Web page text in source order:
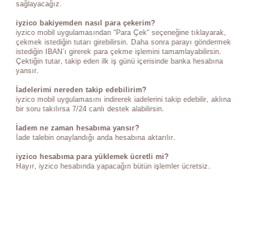
sağlayacağız.
iyzico bakiyemden nasıl para çekerim?
iyzico mobil uygulamasından “Para Çek“ seçeneğine tıklayarak,
çekmek istediğin tutarı girebilirsin. Daha sonra parayı göndermek
istediğin IBAN’ı girerek para çekme işlemini tamamlayabilirsin.
Çektiğin tutar, takip eden ilk iş günü içerisinde banka hesabına
yansır.
İadelerimi nereden takip edebilirim?
iyzico mobil uygulamasını indirerek iadelerini takip edebilir, aklına
bir soru takılırsa 7/24 canlı destek alabilirsin.
İadem ne zaman hesabıma yansır?
İade talebin onaylandığı anda hesabına aktarılır.
iyzico hesabıma para yüklemek ücretli mi?
Hayır, iyzico hesabında yapacağın bütün işlemler ücretsiz.